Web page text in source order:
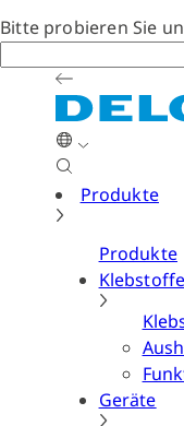
Bitte probieren Sie
Produkte
Produkte
Klebstoffe
Geräte